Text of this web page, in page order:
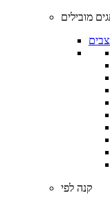
מובילים
קנה לפי